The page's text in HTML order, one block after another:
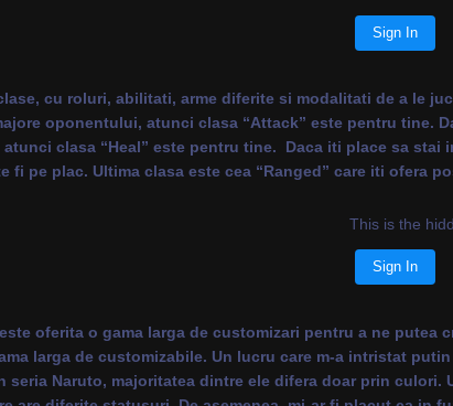
Sign In
cu roluri, abilitati, arme diferite si modalitati de a le
oponentului, atunci clasa “Attack” este pentru
clasa “Heal” este pentru tine. Daca iti place sa
fi pe plac. Ultima clasa este cea “Ranged” care iti ofera
This is the
Sign In
oferita o gama larga de customizari pentru a ne
larga de customizabile. Un lucru care m-a intristat
seria Naruto, majoritatea dintre ele difera doar prin